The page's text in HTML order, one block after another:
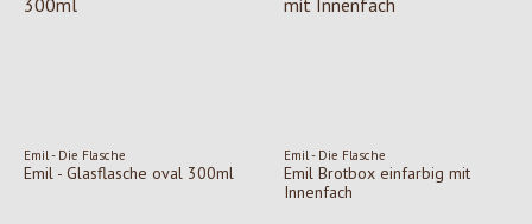
Emil - Die Flasche
Emil - Glasflasche oval 300ml
Emil - Die Flasche
Emil Brotbox einfarbig mit
Innenfach